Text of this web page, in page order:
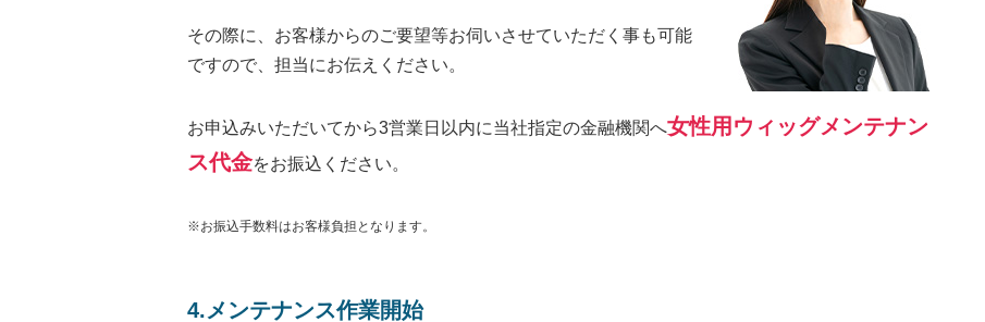
その際に、お客様からのご要望等お伺いさせていただく事も可能
ですので、担当にお伝えください。
お申込みいただいてから3営業日以内に当社指定の金融機関へ女性用ウィッグメンテナン
ス代金をお振込ください。
※お振込手数料はお客様負担となります。
4.メンテナンス作業開始